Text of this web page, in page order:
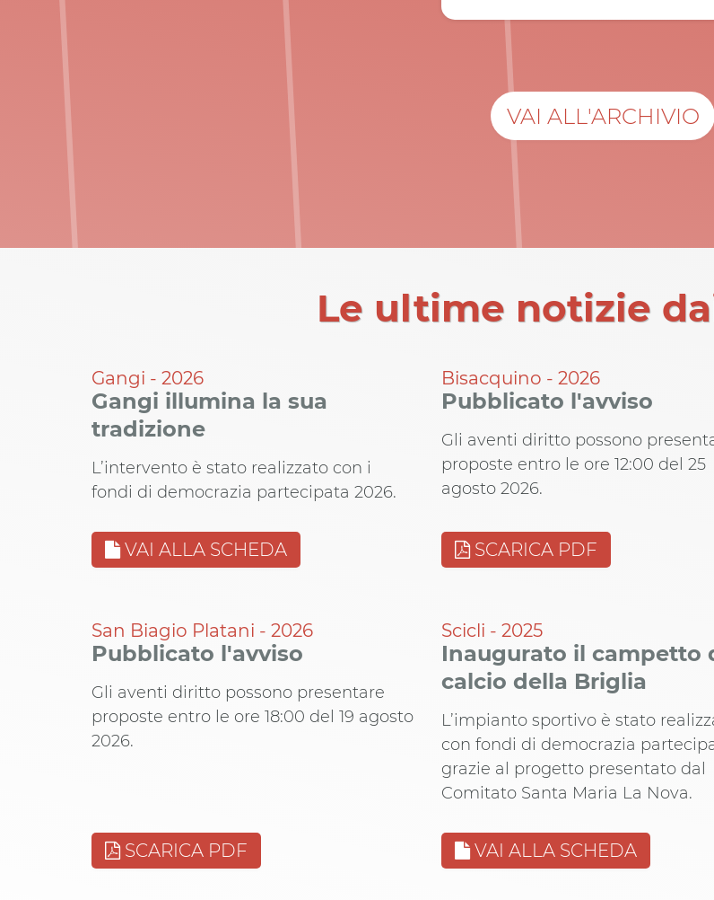
VAI ALL'ARCHIVIO
Le ultime notizie
Gangi - 2026
Gangi illumina la sua
tradizione
L’intervento è stato realizzato con i
fondi di democrazia partecipata 2026.
VAI ALLA SCHEDA
Bisacquino - 2026
Pubblicato l'avviso
Gli aventi diritto possono
proposte entro le ore 12:00 del 25
agosto 2026.
SCARICA PDF
San Biagio Platani - 2026
Pubblicato l'avviso
Gli aventi diritto possono presentare
proposte entro le ore 18:00 del 19 agosto
2026.
SCARICA PDF
Scicli - 2025
Inaugurato il campetto
calcio della Briglia
L’impianto sportivo è stato
con fondi di democrazia
grazie al progetto presentato dal
Comitato Santa Maria La Nova.
VAI ALLA SCHEDA